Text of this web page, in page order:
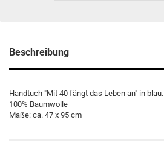
Beschreibung
Handtuch "Mit 40 fängt das Leben an" in blau.
100% Baumwolle
Maße: ca. 47 x 95 cm